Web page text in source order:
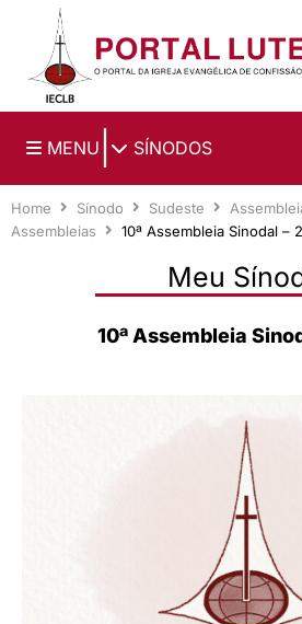
Ir para o conteúdo principal
MENU SÍNODOS
Home Sínodo Sudeste
Assembleias
10ª Assembleia Sinodal –
Meu
10ª Assembleia